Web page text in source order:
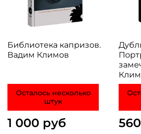
Библиотека капризов.
Вадим Климов
Осталось несколько
штук
1 000 руб